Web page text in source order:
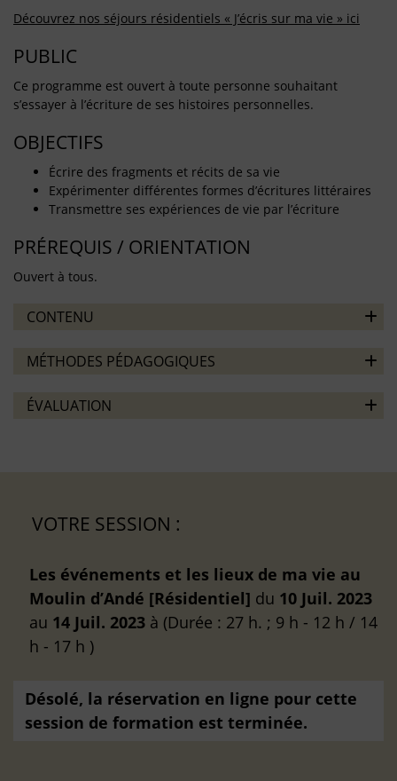
Découvrez nos séjours résidentiels « J’écris sur ma vie » ici
PUBLIC
Ce programme est ouvert à toute personne souhaitant
s’essayer à l’écriture de ses histoires personnelles.
OBJECTIFS
Écrire des fragments et récits de sa vie
Expérimenter différentes formes d’écritures littéraires
Transmettre ses expériences de vie par l’écriture
PRÉREQUIS / ORIENTATION
Ouvert à tous.
CONTENU
MÉTHODES PÉDAGOGIQUES
ÉVALUATION
VOTRE SESSION :
Les événements et les lieux de ma vie au
Moulin d’Andé [Résidentiel] du 10 Juil. 2023
au 14 Juil. 2023 à (Durée : 27 h. ; 9 h - 12 h / 14
h - 17 h )
Désolé, la réservation en ligne pour cette
session de formation est terminée.